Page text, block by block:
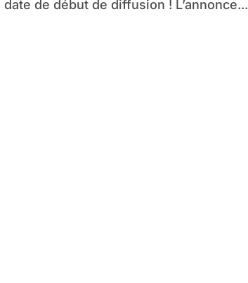
date de début de diffusion ! L’annonce...